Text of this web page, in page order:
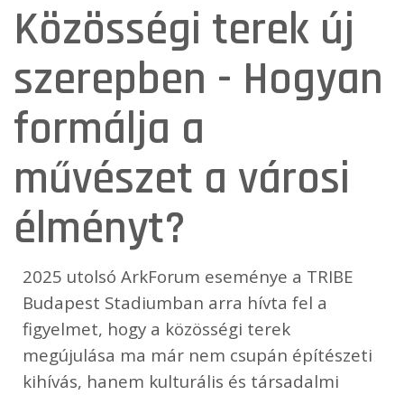
Közösségi terek új
szerepben - Hogyan
formálja a
művészet a városi
élményt?
2025 utolsó ArkForum eseménye a TRIBE
Budapest Stadiumban arra hívta fel a
figyelmet, hogy a közösségi terek
megújulása ma már nem csupán építészeti
kihívás, hanem kulturális és társadalmi